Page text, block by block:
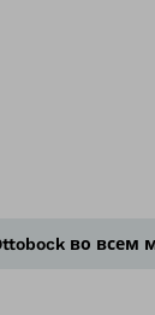
во всем